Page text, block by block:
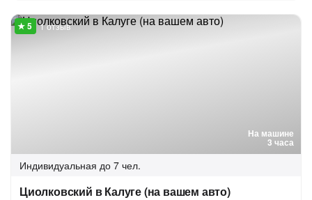
На машине
3 часа
1 отзыв
Индивидуальная до 7 чел.
Циолковский в Калуге (на вашем авто)